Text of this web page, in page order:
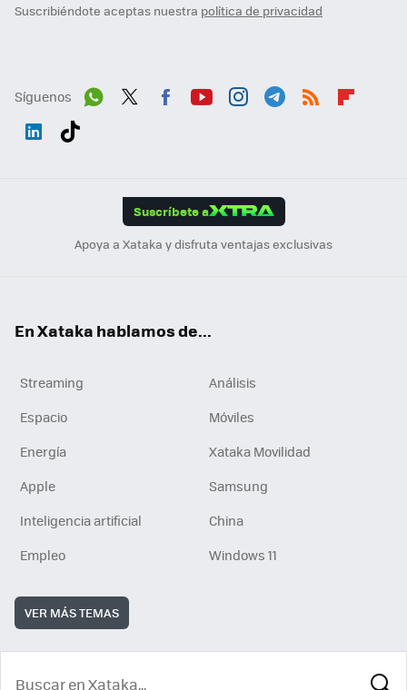
Suscribiéndote aceptas nuestra política de privacidad
Síguenos
Suscríbete a
Apoya a Xataka y disfruta ventajas exclusivas
En Xataka hablamos de...
Streaming
Análisis
Espacio
Móviles
Energía
Xataka Movilidad
Apple
Samsung
Inteligencia artificial
China
Empleo
Windows 11
VER MÁS TEMAS